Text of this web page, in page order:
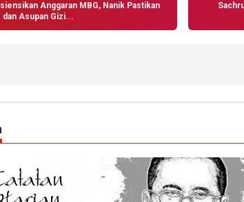
Anggaran MBG, Nanik Pastikan
dan Asupan Gizi...